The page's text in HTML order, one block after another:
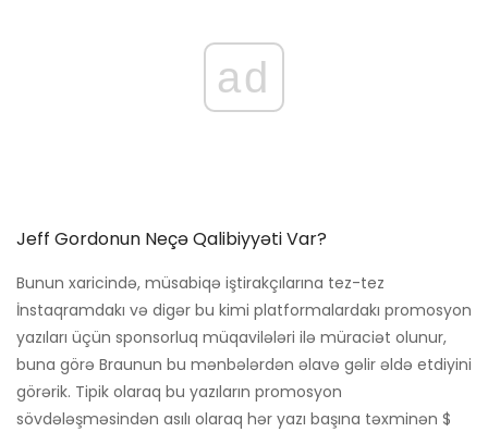
ad
Jeff Gordonun Neçə Qalibiyyəti Var?
Bunun xaricində, müsabiqə iştirakçılarına tez-tez
İnstaqramdakı və digər bu kimi platformalardakı promosyon
yazıları üçün sponsorluq müqavilələri ilə müraciət olunur,
buna görə Braunun bu mənbələrdən əlavə gəlir əldə etdiyini
görərik. Tipik olaraq bu yazıların promosyon
sövdələşməsindən asılı olaraq hər yazı başına təxminən $